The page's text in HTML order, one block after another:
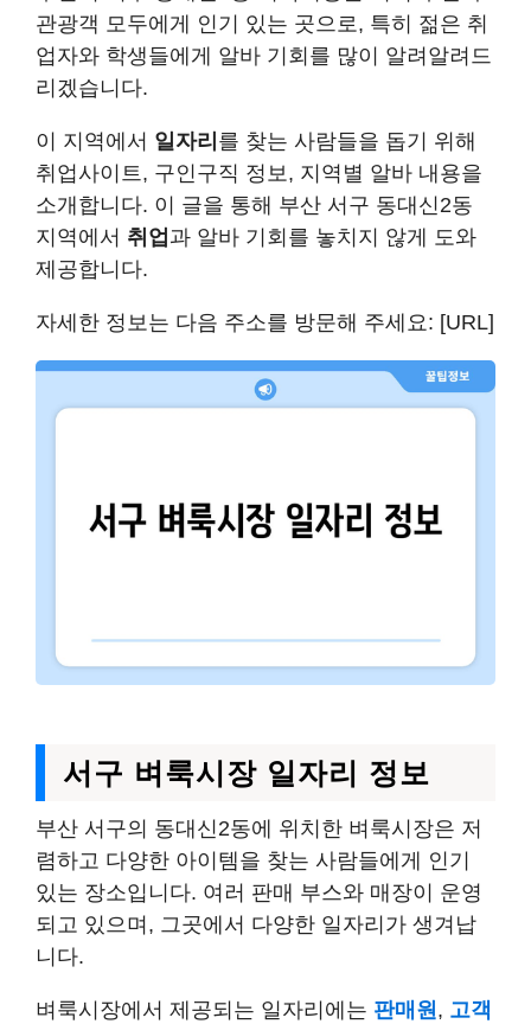
관광객 모두에게 인기 있는 곳으로, 특히 젊은 취
업자와 학생들에게 알바 기회를 많이 알려알려드
리겠습니다.
이 지역에서 일자리 를 찾는 사람들을 돕기 위해
취업사이트, 구인구직 정보, 지역별 알바 내용을
소개합니다. 이 글을 통해 부산 서구 동대신2동
지역에서 취업 과 알바 기회를 놓치지 않게 도와
제공합니다.
자세한 정보는 다음 주소를 방문해 주세요: [URL]
서구 벼룩시장 일자리 정보
부산 서구의 동대신2동에 위치한 벼룩시장은 저
렴하고 다양한 아이템을 찾는 사람들에게 인기
있는 장소입니다. 여러 판매 부스와 매장이 운영
되고 있으며, 그곳에서 다양한 일자리가 생겨납
니다.
벼룩시장에서 제공되는 일자리에는 판매원, 고객